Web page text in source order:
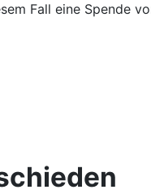
Fall eine Spende